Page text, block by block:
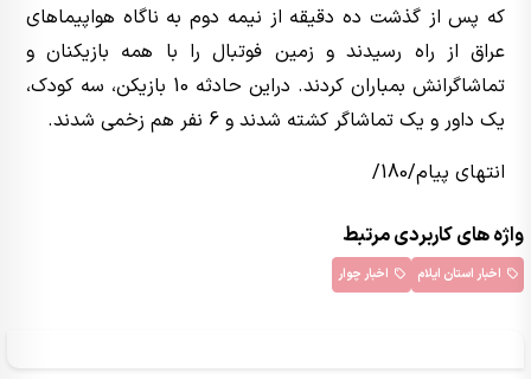
که پس از گذشت ده دقیقه از نیمه دوم به ناگاه هواپیماهای
عراق از راه رسیدند و زمین فوتبال را با همه بازیکنان و
تماشاگرانش بمباران کردند. دراین حادثه 10 بازیکن، سه کودک،
یک داور و یک تماشاگر کشته شدند و 6 نفر هم زخمی شدند.
انتهای پیام/180/
واژه های کاربردی مرتبط
اخبار استان ایلام اخبار چوار